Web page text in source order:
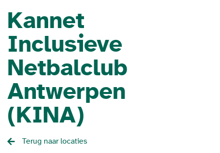
Kannet
Inclusieve
Netbalclub
Antwerpen
(KINA)
Terug naar locaties